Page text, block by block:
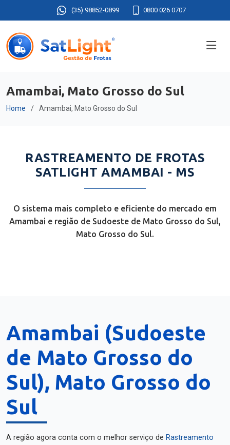
(35) 98852-0899 0800 026 0707
Amambai, Mato Grosso do Sul
Home Amambai, Mato Grosso do Sul
RASTREAMENTO DE FROTAS
SATLIGHT AMAMBAI - MS
O sistema mais completo e eficiente do mercado em
Amambai e região de Sudoeste de Mato Grosso do Sul,
Mato Grosso do Sul.
Amambai (Sudoeste
de Mato Grosso do
Sul), Mato Grosso do
Sul
A região agora conta com o melhor serviço de Rastreamento